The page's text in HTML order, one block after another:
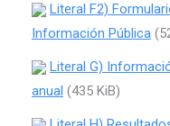
Literal F2)
Información Pública
Literal G)
anual (435 KiB)